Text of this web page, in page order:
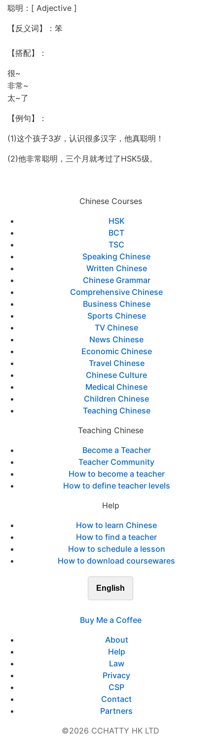
聪明：[ Adjective ]
【反义词】：笨
【搭配】：
很~
非常~
太~了
【例句】：
(1)这个孩子3岁，认识很多汉字，他真聪明！
(2)他非常聪明，三个月就考过了HSK5级。
Chinese Courses
HSK
BCT
TSC
Speaking Chinese
Written Chinese
Chinese Grammar
Comprehensive Chinese
Business Chinese
Sports Chinese
TV Chinese
News Chinese
Economic Chinese
Travel Chinese
Chinese Culture
Medical Chinese
Children Chinese
Teaching Chinese
Teaching Chinese
Become a Teacher
Teacher Community
How to become a teacher
How to define teacher levels
Help
How to learn Chinese
How to find a teacher
How to schedule a lesson
How to download coursewares
English
Buy Me a Coffee
About
Help
Law
Privacy
CSP
Contact
Partners
©2026 CCHATTY HK LTD